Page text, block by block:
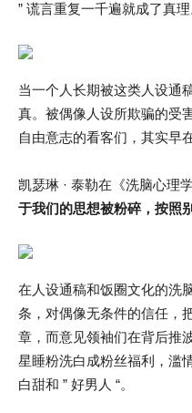
” 谎言重复一千遍就成了真理
当一个人长期被这类人设通
真。被偶像人设所欺骗的受
自由意志的看客们，其实早
凯瑟琳 · 泰勒在《洗脑心理
于我们的思想被粉碎，按照
在人设通稿和饭圈文化的洗
条，对偶像无条件的信任，
章，而意见领袖们在背后
星睡粉洗白成粉丝福利，滥
白甜和 ” 好男人 “。